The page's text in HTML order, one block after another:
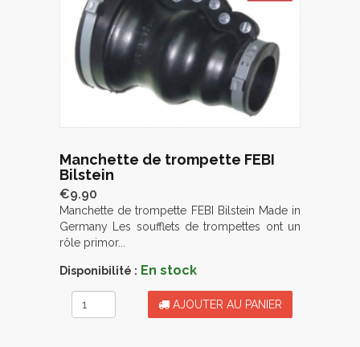
Manchette de trompette FEBI
Bilstein
€9.90
Manchette de trompette FEBI Bilstein Made in
Germany Les soufflets de trompettes ont un
rôle primor...
Disponibilité : En stock
AJOUTER AU PANIER